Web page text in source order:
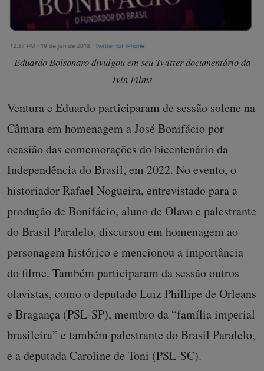
Eduardo Bolsonaro divulgou em seu Twitter documentário da
Ivin Films
Ventura e Eduardo participaram de sessão solene na
Câmara em homenagem a José Bonifácio por
ocasião das comemorações do bicentenário da
Independência do Brasil, em 2022. No evento, o
historiador Rafael Nogueira, entrevistado para a
produção de Bonifácio, aluno de Olavo e palestrante
do Brasil Paralelo, discursou em homenagem ao
personagem histórico e mencionou a importância
do filme. Também participaram da sessão outros
olavistas, como o deputado Luiz Phillipe de Orleans
e Bragança (PSL-SP), membro da “família imperial
brasileira” e também palestrante do Brasil Paralelo,
e a deputada Caroline de Toni (PSL-SC).